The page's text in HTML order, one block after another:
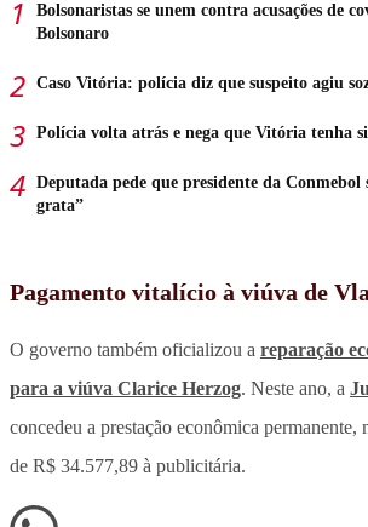
Bolsonaristas se unem contra acusações de
Bolsonaro
Caso Vitória: polícia diz que suspeito agiu
Polícia volta atrás e nega que Vitória tenha
Deputada pede que presidente da Conmebol
grata”
Pagamento vitalício à viúva de
O governo também oficializou a reparação
para a viúva Clarice Herzog. Neste ano, a
concedeu a prestação econômica permanente,
de R$ 34.577,89 à publicitária.